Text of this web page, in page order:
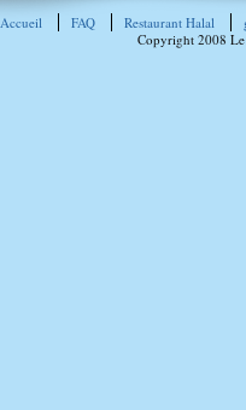
Accueil FAQ Restaurant Halal
Copyright 2008